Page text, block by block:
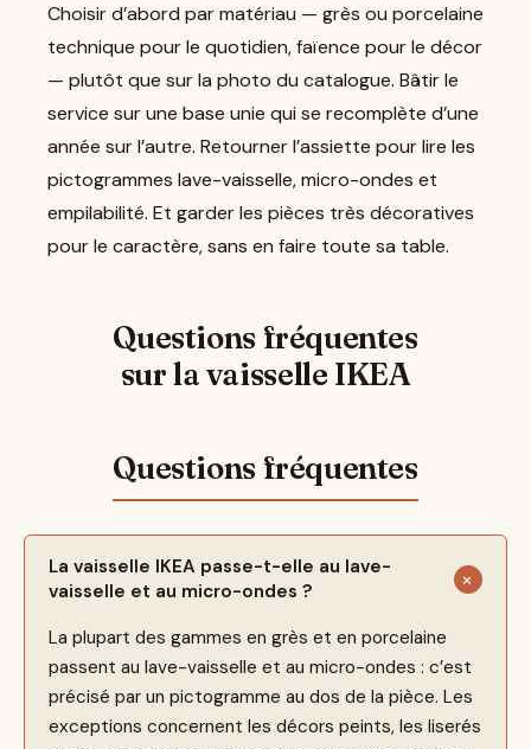
Choisir d’abord par matériau — grès ou porcelaine
technique pour le quotidien, faïence pour le décor
— plutôt que sur la photo du catalogue. Bâtir le
service sur une base unie qui se recomplète d’une
année sur l’autre. Retourner l’assiette pour lire les
pictogrammes lave-vaisselle, micro-ondes et
empilabilité. Et garder les pièces très décoratives
pour le caractère, sans en faire toute sa table.
Questions fréquentes
sur la vaisselle IKEA
La vaisselle IKEA passe-t-elle au lave-
vaisselle et au micro-ondes ?
La plupart des gammes en grès et en porcelaine
passent au lave-vaisselle et au micro-ondes : c’est
précisé par un pictogramme au dos de la pièce. Les
exceptions concernent les décors peints, les liserés